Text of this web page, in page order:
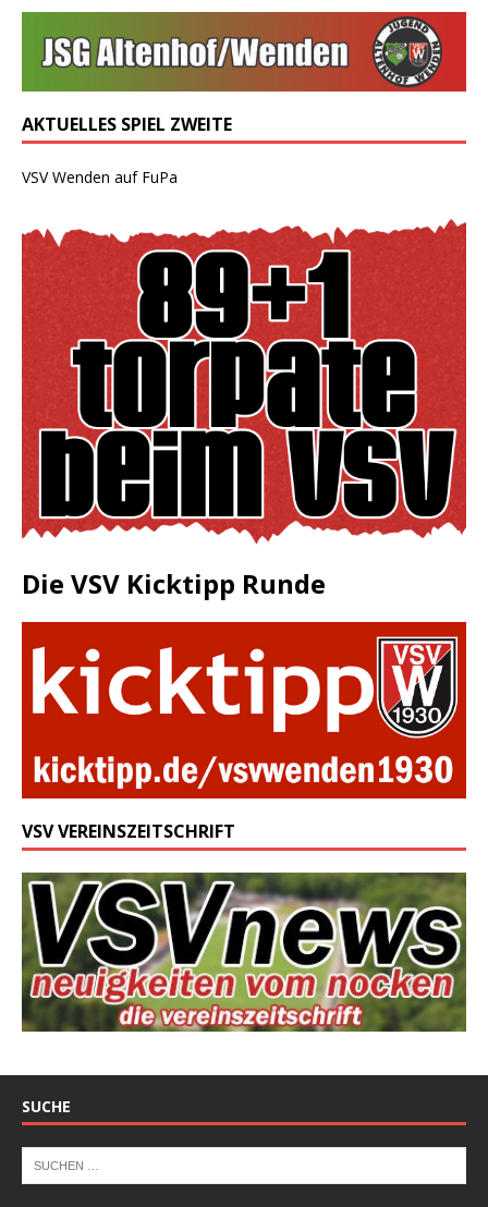
AKTUELLES SPIEL ZWEITE
VSV Wenden auf FuPa
Die VSV Kicktipp Runde
VSV VEREINSZEITSCHRIFT
SUCHE